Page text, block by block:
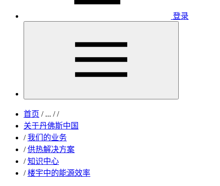
登录
首页 /... / /
关于丹佛斯中国
/ 我们的业务
/ 供热解决方案
/ 知识中心
/ 楼宇中的能源效率